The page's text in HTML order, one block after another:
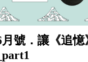
月號．讓《追